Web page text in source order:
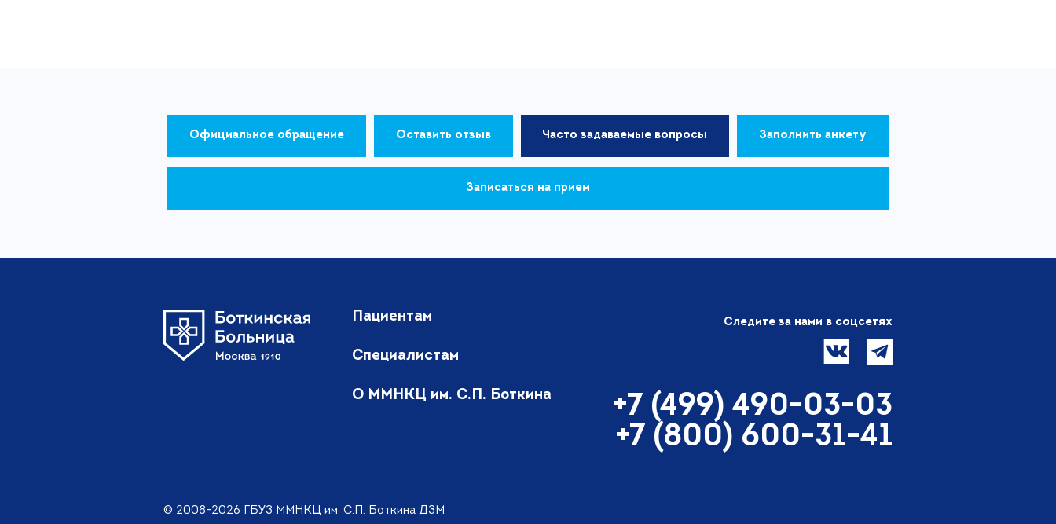
Официальное обращение Оставить отзыв Часто задаваемые вопросы Заполнить анкету
Записаться на прием
Пациентам
Специалистам
О ММНКЦ им. С.П. Боткина
Следите за нами в соцсетях
+7 (499) 490-03-03
+7 (800) 600-31-41
© 2008-2026 ГБУЗ ММНКЦ им. С.П. Боткина ДЗМ